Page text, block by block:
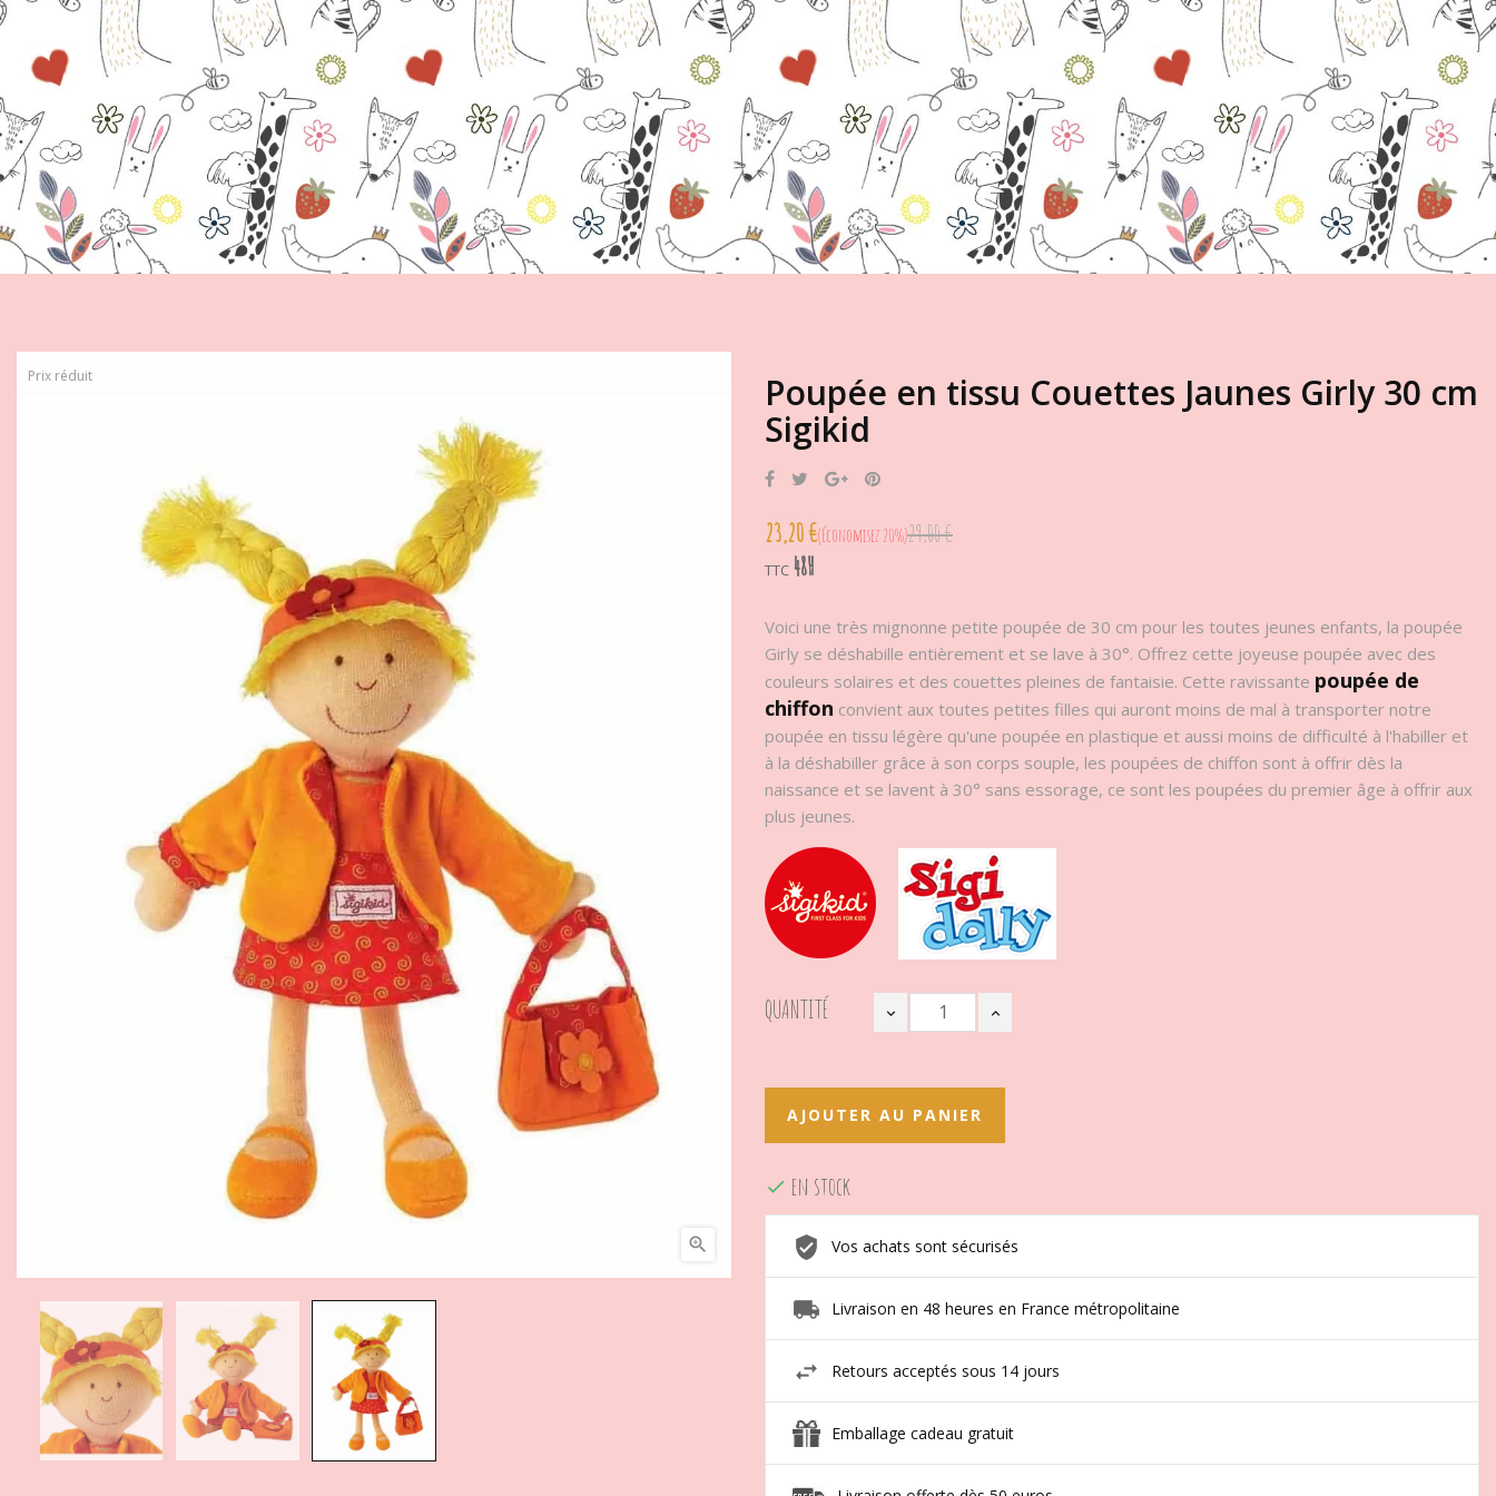
Prix réduit

Poupée en tissu Couettes Jaunes Girly 30 cm
Sigikid
PartagerTweet Google+
23,20 € Économisez 20%29,00 €
TTC 48H
Voici une très mignonne petite poupée de 30 cm pour les toutes jeunes enfants, la poupée
Girly se déshabille entièrement et se lave à 30°. Offrez cette joyeuse poupée avec des
couleurs solaires et des couettes pleines de fantaisie. Cette ravissante poupée de
chiffon convient aux toutes petites filles qui auront moins de mal à transporter notre
poupée en tissu légère qu'une poupée en plastique et aussi moins de difficulté à l'habiller et
à la déshabiller grâce à son corps souple, les poupées de chiffon sont à offrir dès la
naissance et se lavent à 30° sans essorage, ce sont les poupées du premier âge à offrir aux
plus jeunes.
QUANTITÉ
AJOUTER AU PANIER
 en stock
Vos achats sont sécurisés
Livraison en 48 heures en France métropolitaine
Retours acceptés sous 14 jours
Emballage cadeau gratuit